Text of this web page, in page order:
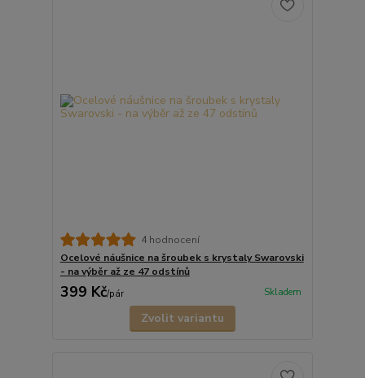
4 hodnocení
Ocelové náušnice na šroubek s krystaly Swarovski
- na výběr až ze 47 odstínů
399 Kč/pár Skladem
Zvolit variantu